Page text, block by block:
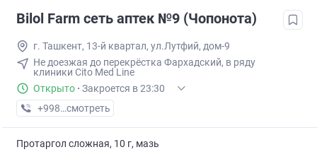
Bilol Farm сеть аптек №9 (Чопонота)
г. Ташкент, 13-й квартал, ул.Лутфий, дом-9
Не доезжая до перекрёстка Фархадский, в ряду
клиники Cito Med Line
Открыто · Закроется в 23:30
+998 (90) XXX-XX-XX
смотреть
Протаргол сложная, 10 г, мазь